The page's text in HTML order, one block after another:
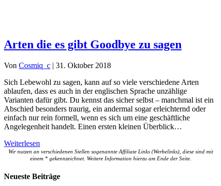
Arten die es gibt Goodbye zu sagen
Von Cosmiq_c | 31. Oktober 2018
Sich Lebewohl zu sagen, kann auf so viele verschiedene Arten
ablaufen, dass es auch in der englischen Sprache unzählige
Varianten dafür gibt. Du kennst das sicher selbst – manchmal ist ein
Abschied besonders traurig, ein andermal sogar erleichternd oder
einfach nur rein formell, wenn es sich um eine geschäftliche
Angelegenheit handelt. Einen ersten kleinen Überblick…
Weiterlesen
Wir nutzen an verschiedenen Stellen sogenannte Affiliate Links (Werbelinks), diese sind mit
einem * gekennzeichnet. Weitere Information hierzu am Ende der Seite.
Neueste Beiträge